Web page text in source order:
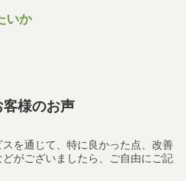
いか
様のお声
スを通じて、特に良かった点、改善
がございましたら、ご自由にご記